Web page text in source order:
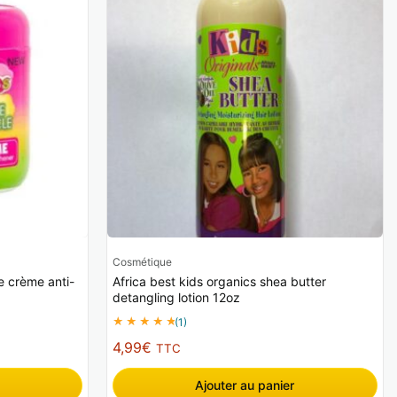
crème anti-
Cosmétique
Africa best kids organics shea butter
detangling lotion 12oz
(1)
4,99€ TTC
Ajouter au panier